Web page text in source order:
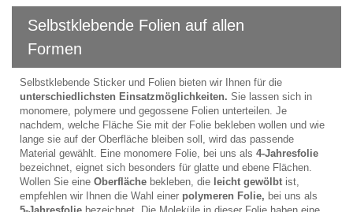
Selbstklebende Folien auf allen
Formen
Selbstklebende Sticker und Folien bieten wir Ihnen für die
unterschiedlichsten Einsatzmöglichkeiten. Sie lassen sich in
monomere, polymere und gegossene Folien unterteilen. Je
nachdem, welche Fläche Sie mit der Folie bekleben wollen und wie
lange sie auf der Oberfläche bleiben soll, wird das passende
Material gewählt. Eine monomere Folie, bei uns als 4-Jahresfolie
bezeichnet, eignet sich besonders für glatte und ebene Flächen.
Wollen Sie eine Oberfläche bekleben, die leicht gewölbt ist,
empfehlen wir Ihnen die Wahl einer polymeren Folie, bei uns als
5-Jahresfolie bezeichnet. Die Moleküle in dieser Folie haben eine